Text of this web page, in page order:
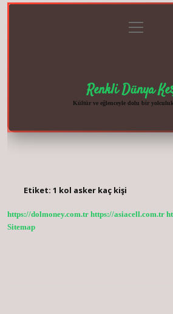
menüyü
aç
Renkli Dünya
Kültür ve eğlenceyle dolu bir
Etiket: 1 kol asker kaç kişi
https://dolmoney.com.tr https://asiacell.com.tr
Sitemap